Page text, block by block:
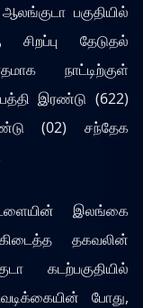
பகுதியில்
தேடுதல்
நாட்டிற்குள்
இரண்டு (622)
(02) சந்தேக
இலங்கை
தகவலின்
கடற்பகுதியில்
போது,